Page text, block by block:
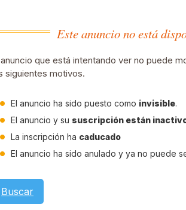
Este anuncio no está
que está intentando ver no puede
siguientes motivos.
El anuncio ha sido puesto como invisible.
El anuncio y su suscripción están
La inscripción ha caducado
El anuncio ha sido anulado y ya no puede
Buscar